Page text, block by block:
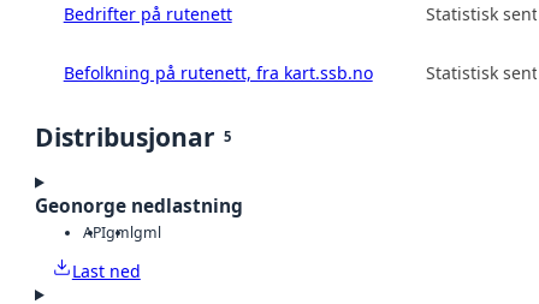
Bedrifter på rutenett Statistisk
Befolkning på rutenett, fra kart.ssb.no Statistisk
Distribusjonar 5
Geonorge nedlastning
APIgmlgml
Last ned